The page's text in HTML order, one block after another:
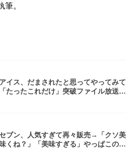
筆。
アイス、だまされたと思ってやってみて
「たったこれだけ」突破ファイル放送で
ブン、人気すぎて再々販売→「クソ美
味くね？」「美味すぎる」やっぱこのク